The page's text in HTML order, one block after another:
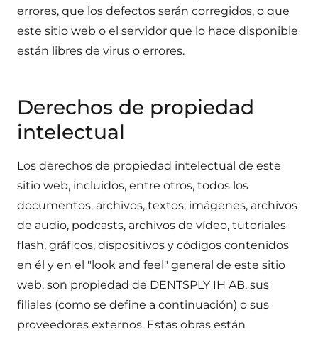
errores, que los defectos serán corregidos, o que
este sitio web o el servidor que lo hace disponible
están libres de virus o errores.
Derechos de propiedad
intelectual
Los derechos de propiedad intelectual de este
sitio web, incluidos, entre otros, todos los
documentos, archivos, textos, imágenes, archivos
de audio, podcasts, archivos de vídeo, tutoriales
flash, gráficos, dispositivos y códigos contenidos
en él y en el "look and feel" general de este sitio
web, son propiedad de DENTSPLY IH AB, sus
filiales (como se define a continuación) o sus
proveedores externos. Estas obras están